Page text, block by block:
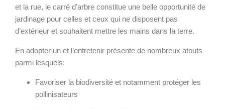
et la rue, le carré d’arbre constitue une belle opportunité de
jardinage pour celles et ceux qui ne disposent pas
d’extérieur et souhaitent mettre les mains dans la terre.
En adopter un et l’entretenir présente de nombreux atouts
parmi lesquels:
Favoriser la biodiversité et notamment protéger les
pollinisateurs